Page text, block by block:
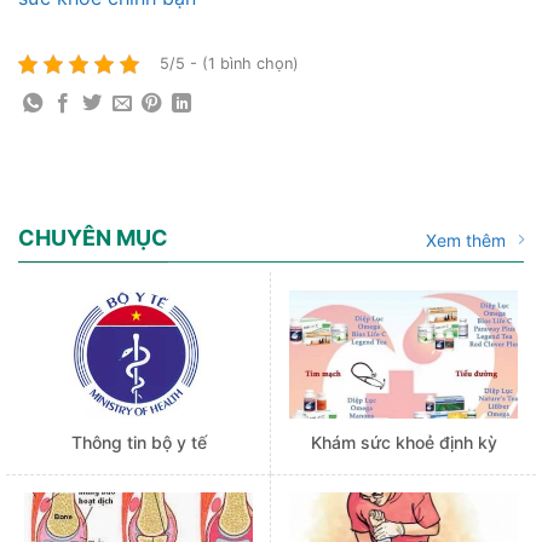
5/5 - (1 bình chọn)
CHUYÊN MỤC Xem thêm
Thông tin bộ y tế Khám sức khoẻ định kỳ